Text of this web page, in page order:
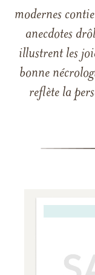
modernes
anecdotes
illustrent les
bonne
reflète la